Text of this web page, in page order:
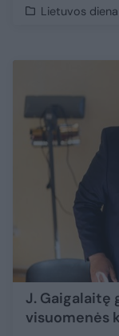
Lietuvos diena
J. Gaigalaitę
visuomenės